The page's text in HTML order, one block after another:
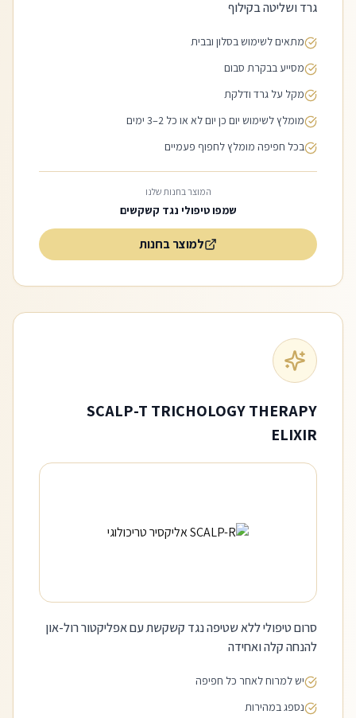
גרד ושליטה בקילוף
מתאים לשימוש בסלון ובבית
מסייע בבקרת סבום
מקל על גרד ודלקת
מומלץ לשימוש יום כן יום לא או כל 2–3 ימים
בכל חפיפה מומלץ לחפוף פעמיים
המוצר בחנות שלנו
שמפו טיפולי נגד קשקשים
למוצר בחנות
SCALP-T TRICHOLOGY THERAPY
ELIXIR
סרום טיפולי ללא שטיפה נגד קשקשת עם אפליקטור רול-און
להנחה קלה ואחידה
יש למרוח לאחר כל חפיפה
נספג במהירות